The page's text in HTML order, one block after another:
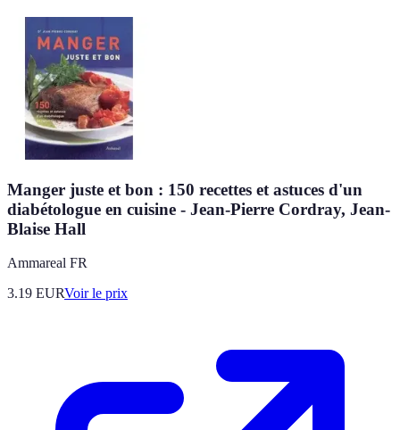
Manger juste et bon : 150 recettes et astuces d'un
diabétologue en cuisine - Jean-Pierre Cordray, Jean-
Blaise Hall
Ammareal FR
3.19 EURVoir le prix